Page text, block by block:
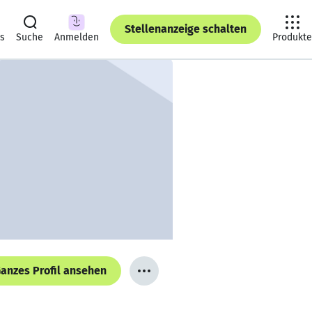
Suche Anmelden
Stellenanzeige schalten
Produkte
Profil ansehen